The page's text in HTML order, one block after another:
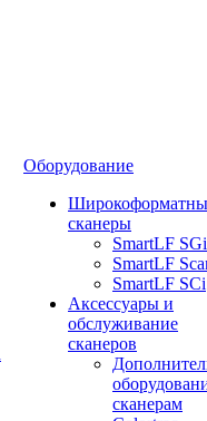
Оборудование
сканеры
SmartLF SGi
SmartLF
SmartLF SCi
Аксессуары и
обслуживание
сканеров
сканерам